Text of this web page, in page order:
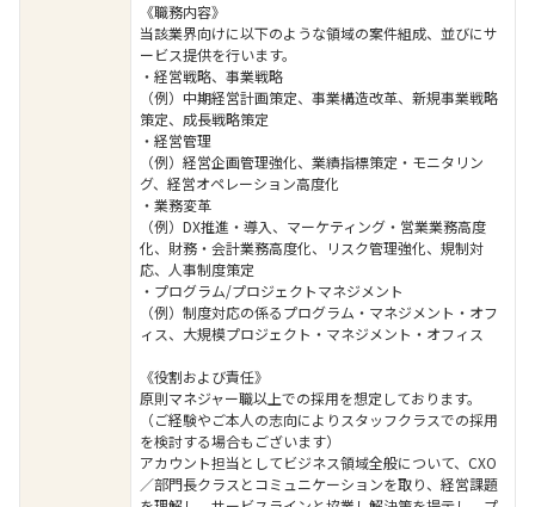
《職務内容》
当該業界向けに以下のような領域の案件組成、並びにサ
ービス提供を行います。
・経営戦略、事業戦略
（例）中期経営計画策定、事業構造改革、新規事業戦略
策定、成長戦略策定
・経営管理
（例）経営企画管理強化、業績指標策定・モニタリン
グ、経営オペレーション高度化
・業務変革
（例）DX推進・導入、マーケティング・営業業務高度
化、財務・会計業務高度化、リスク管理強化、規制対
応、人事制度策定
・プログラム/プロジェクトマネジメント
（例）制度対応の係るプログラム・マネジメント・オフ
ィス、大規模プロジェクト・マネジメント・オフィス
《役割および責任》
原則マネジャー職以上での採用を想定しております。
（ご経験やご本人の志向によりスタッフクラスでの採用
を検討する場合もございます）
アカウント担当としてビジネス領域全般について、CXO
／部門長クラスとコミュニケーションを取り、経営課題